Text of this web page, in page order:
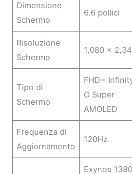
Dimensione
Schermo
6.6 pollici
Risoluzione
Schermo
1,080 x
Tipo di
Schermo
FHD+
O Super
AMOLED
Frequenza di
Aggiornamento
120Hz
Exynos 1380